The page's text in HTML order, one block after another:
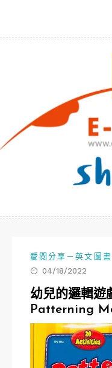
主
愛閱分享－英文圖書
04/18/2022
幼兒的邏輯遊
Patterning